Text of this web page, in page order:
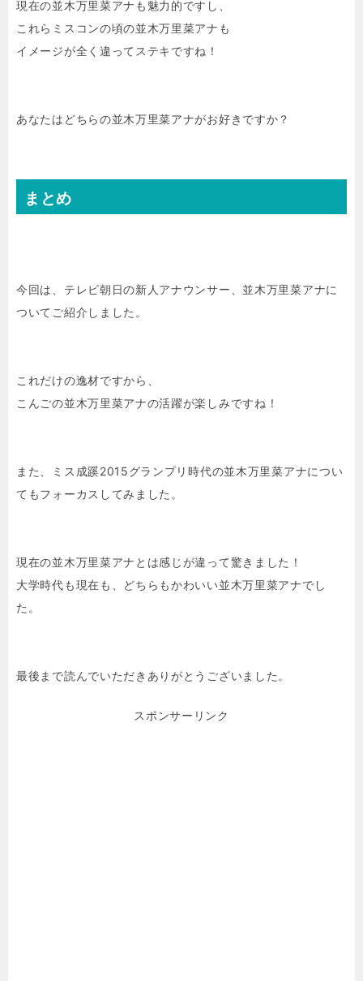
現在の並木万里菜アナも魅力的ですし、
これらミスコンの頃の並木万里菜アナも
イメージが全く違ってステキですね！
あなたはどちらの並木万里菜アナがお好きですか？
まとめ
今回は、テレビ朝日の新人アナウンサー、並木万里菜アナに
ついてご紹介しました。
これだけの逸材ですから、
こんごの並木万里菜アナの活躍が楽しみですね！
また、ミス成蹊2015グランプリ時代の並木万里菜アナについ
てもフォーカスしてみました。
現在の並木万里菜アナとは感じが違って驚きました！
大学時代も現在も、どちらもかわいい並木万里菜アナでし
た。
最後まで読んでいただきありがとうございました。
スポンサーリンク